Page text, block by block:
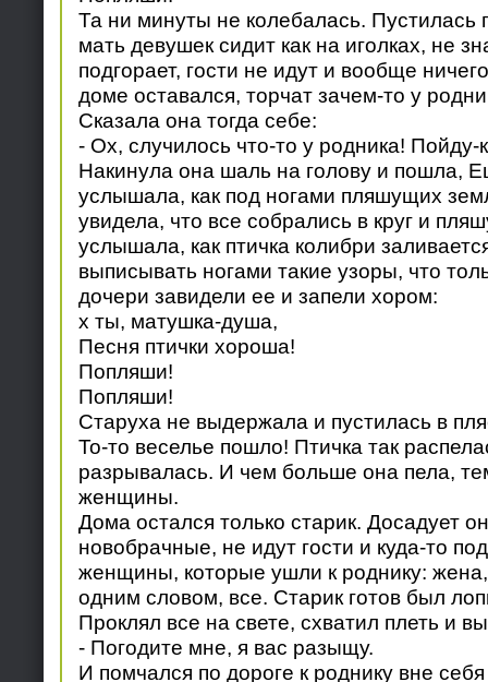
Та ни минуты не колебалась. Пустилась
мать девушек сидит как на иголках, не
подгорает, гости не идут и вообще
доме оставался, торчат зачем-то у
Сказала она тогда себе:
- Ох, случилось что-то у родника! Пойду-
Накинула она шаль на голову и пошла,
услышала, как под ногами пляшущих
увидела, что все собрались в круг и
услышала, как птичка колибри
выписывать ногами такие узоры, что
дочери завидели ее и запели хором:
х ты, матушка-душа,
Песня птички хороша!
Попляши!
Попляши!
Старуха не выдержала и пустилась в
То-то веселье пошло! Птичка так
разрывалась. И чем больше она пела,
женщины.
Дома остался только старик. Досадует
новобрачные, не идут гости и куда-то
женщины, которые ушли к роднику:
одним словом, все. Старик готов был
Проклял все на свете, схватил плеть и
- Погодите мне, я вас разыщу.
И помчался по дороге к роднику вне себя